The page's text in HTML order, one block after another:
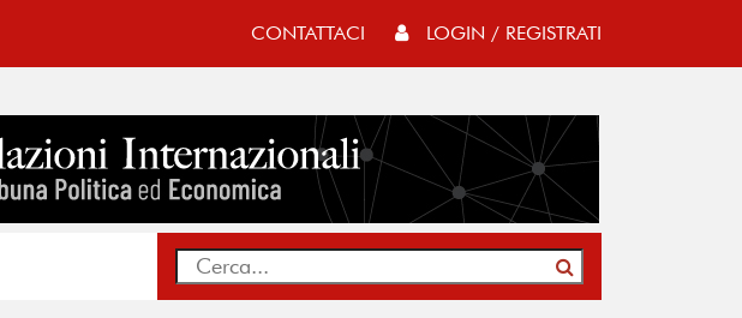
CONTATTACI LOGIN / REGISTRATI